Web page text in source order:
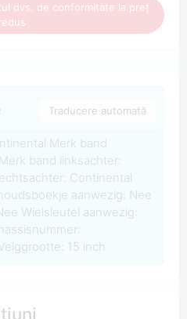
dvs. de conformitate la preț
Traducere automată
Merk band
band linksachter:
Continental
aanwezig: Nee
Wielsleutel aanwezig:
15 inch